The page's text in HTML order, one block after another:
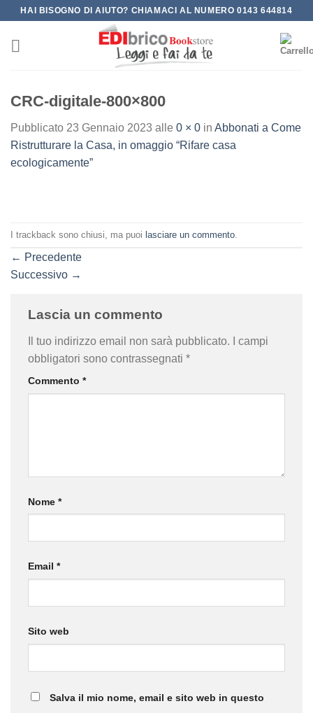
Salta
contenuti
HAI BISOGNO DI AIUTO? CHIAMACI AL NUMERO 0143 644814
CRC-digitale-800×800
Pubblicato 23 Gennaio 2023 alle 0 × 0 in Abbonati a Come
Ristrutturare la Casa, in omaggio “Rifare casa
ecologicamente”
I trackback sono chiusi, ma puoi lasciare un commento
← Precedente
Successivo →
Lascia un commento
Il tuo indirizzo email non sarà pubblicato.
I campi
obbligatori sono contrassegnati *
Commento *
Nome *
Email *
Sito web
Salva il mio nome, email e sito web in questo